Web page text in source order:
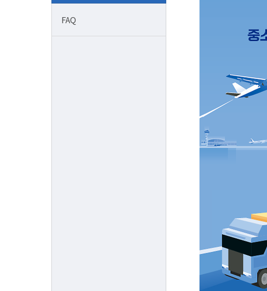
FAQ